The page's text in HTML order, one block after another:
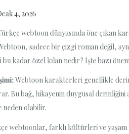
4, 2026
webtoon dünyasında öne çıkan
sadece bir çizgi roman değil,
kadar özel kılan nedir? İşte bazı
Webtoon karakterleri genellikle
Bu bağ, hikayenin duygusal
neden olabilir.
webtoonlar, farklı kültürleri ve yaşam